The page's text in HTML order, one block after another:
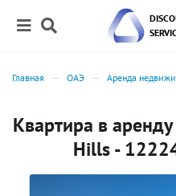
Главная ОАЭ Аренда
Квартира в
Hills -